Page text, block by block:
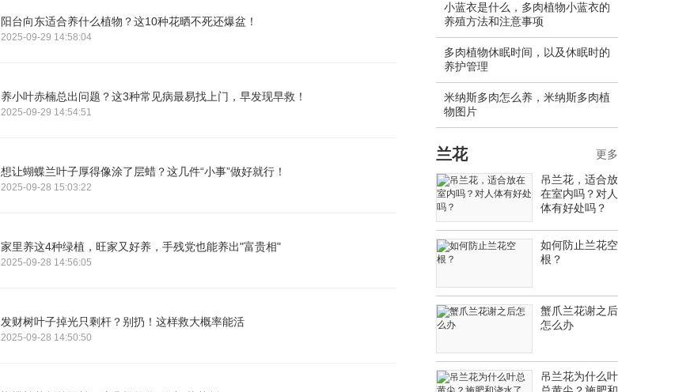
阳台向东适合养什么植物？这10种花晒不死还爆盆！
2025-09-29 14:58:04
养小叶赤楠总出问题？这3种常见病最易找上门，早发现早救！
2025-09-29 14:54:51
想让蝴蝶兰叶子厚得像涂了层蜡？这几件“小事”做好就行！
2025-09-28 15:03:22
家里养这4种绿植，旺家又好养，手残党也能养出"富贵相"
2025-09-28 14:56:05
发财树叶子掉光只剩杆？别扔！这样救大概率能活
2025-09-28 14:50:50
小蓝衣是什么，多肉植物小蓝衣的
养殖方法和注意事项
多肉植物休眠时间，以及休眠时的
养护管理
米纳斯多肉怎么养，米纳斯多肉植
物图片
兰花
吊兰花，适合放
在室内吗？对人
体有好处吗？
如何防止兰花空
根？
蟹爪兰花谢之后
怎么办
吊兰花为什么叶
更多